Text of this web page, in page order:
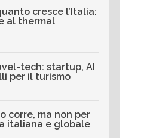
cresce l’Italia:
al thermal
tech: startup, AI
per il turismo
corre, ma non per
italiana e globale